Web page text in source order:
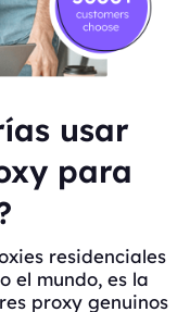
usar
para
residenciales
el mundo, es la
proxy genuinos